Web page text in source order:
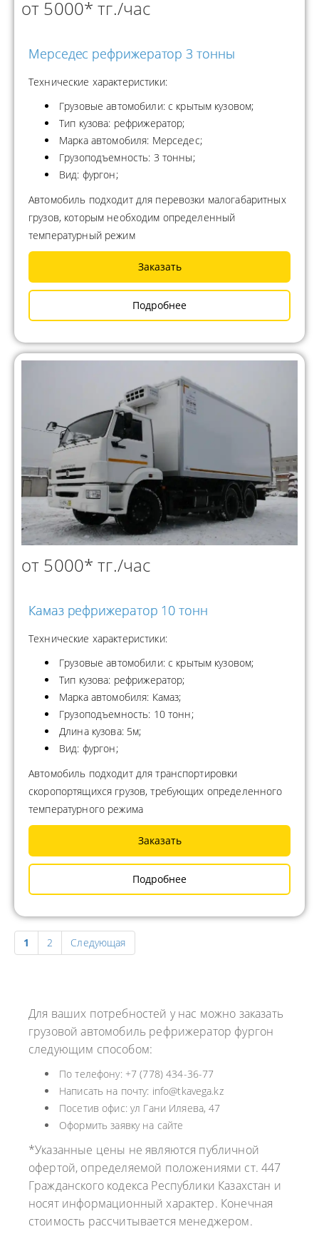
от 5000* тг./час
Мерседес рефрижератор 3 тонны
Технические характеристики:
Грузовые автомобили: с крытым кузовом;
Тип кузова: рефрижератор;
Марка автомобиля: Мерседес;
Грузоподъемность: 3 тонны;
Вид: фургон;
Автомобиль подходит для перевозки малогабаритных
грузов, которым необходим определенный
температурный режим
Заказать
Подробнее
от 5000* тг./час
Камаз рефрижератор 10 тонн
Технические характеристики:
Грузовые автомобили: с крытым кузовом;
Тип кузова: рефрижератор;
Марка автомобиля: Камаз;
Грузоподъемность: 10 тонн;
Длина кузова: 5м;
Вид: фургон;
Автомобиль подходит для транспортировки
скоропортящихся грузов, требующих определенного
температурного режима
Заказать
Подробнее
1 2 Следующая
Для ваших потребностей у нас можно заказать
грузовой автомобиль рефрижератор фургон
следующим способом:
По телефону: +7 (778) 434-36-77
Написать на почту: info@tkavega.kz
Посетив офис: ул Гани Иляева, 47
Оформить заявку на сайте
*Указанные цены не являются публичной
офертой, определяемой положениями ст. 447
Гражданского кодекса Республики Казахстан и
носят информационный характер. Конечная
стоимость рассчитывается менеджером.